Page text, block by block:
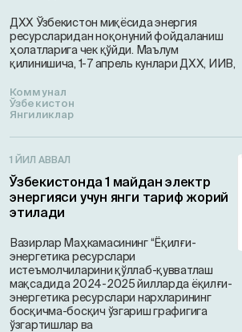
ДХХ Ўзбекистон миқёсида энергия
ресурсларидан ноқонуний фойдаланиш
ҳолатларига чек қўйди. Маълум
қилинишича, 1-7 апрель кунлари ДХХ, ИИВ,
Коммунал
Ўзбекистон
Янгиликлар
1 ЙИЛ АВВАЛ
Ўзбекистонда 1 майдан электр
энергияси учун янги тариф жорий
этилади
Вазирлар Маҳкамасининг “Ёқилғи-
энергетика ресурслари
истеъмолчиларини қўллаб-қувватлаш
мақсадида 2024-2025 йилларда ёқилғи-
энергетика ресурслари нархларининг
босқичма-босқич ўзгариш графигига
ўзгартишлар ва